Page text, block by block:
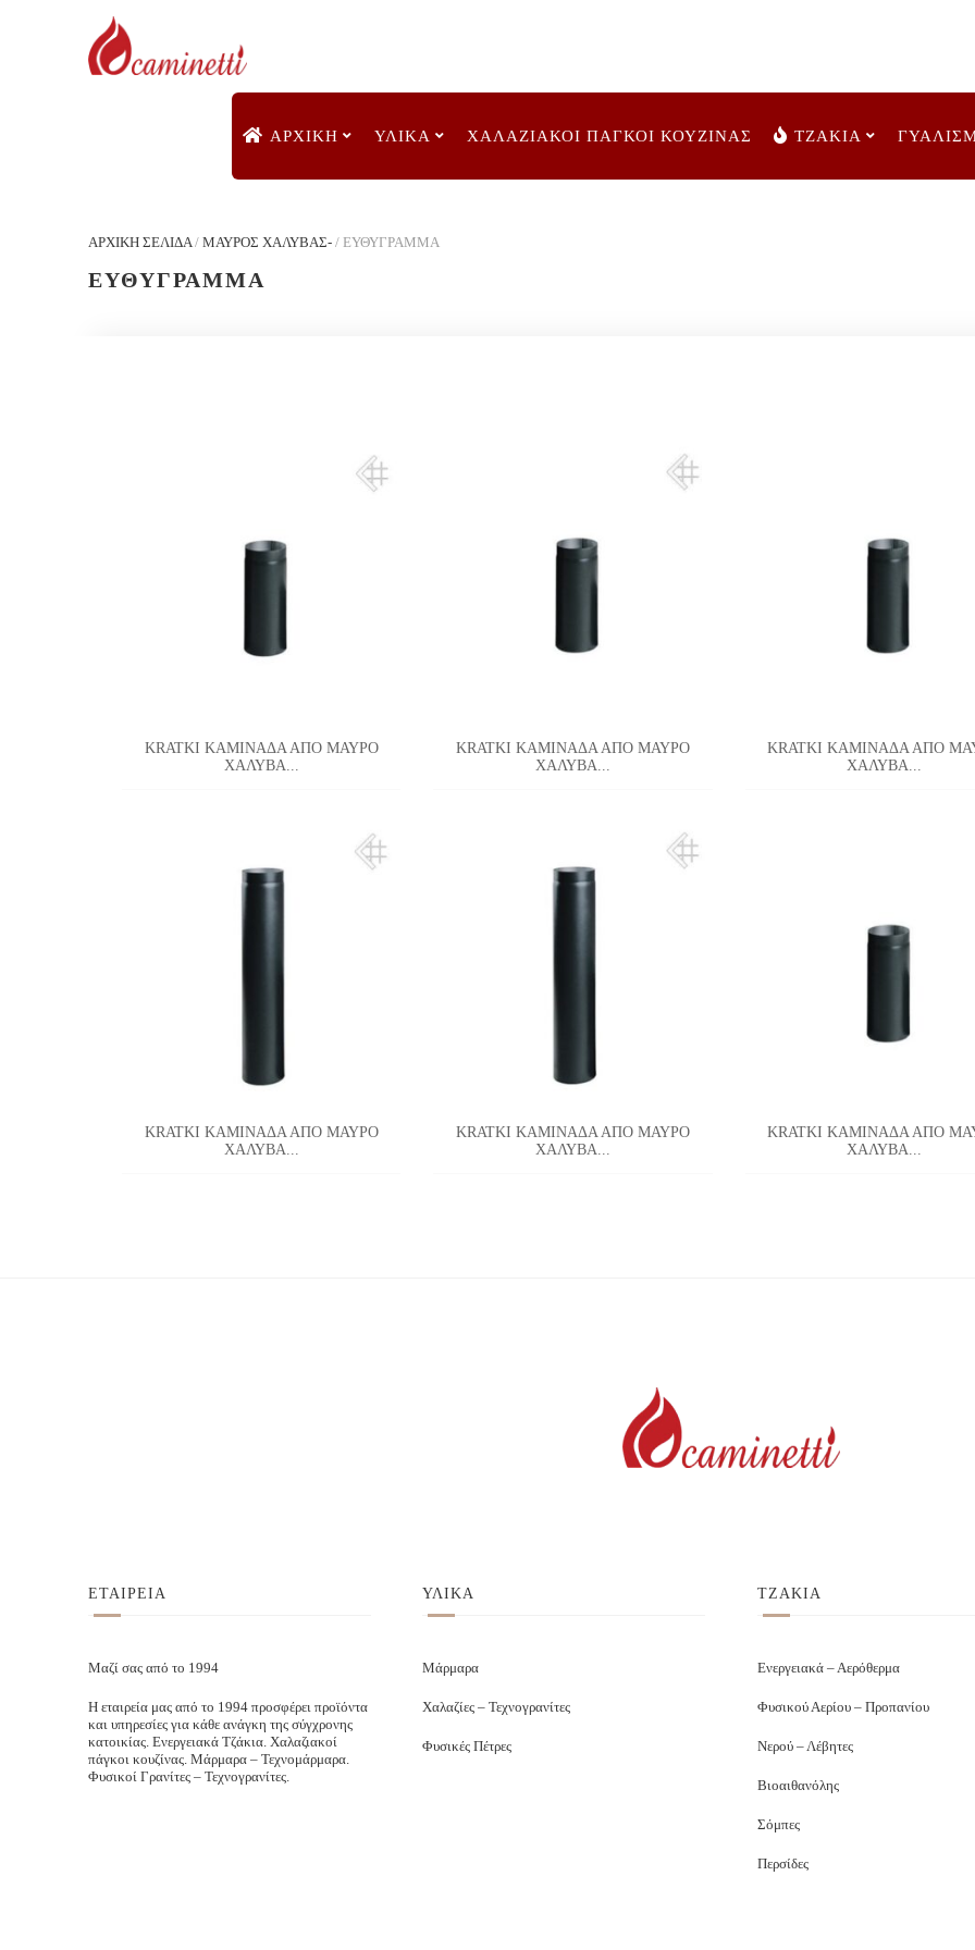
ΑΡΧΙΚΉ ΥΛΙΚΑ ΧΑΛΑΖΙΑΚΟΙ ΠΑΓΚΟΙ ΚΟΥΖΙΝΑΣ ΤΖΑΚΙΑ
ΑΡΧΙΚΉ ΣΕΛΊΔΑ / ΜΑΥΡΟΣ ΧΑΛΥΒΑΣ- /ΕΥΘΥΓΡΑΜΜΑ
ΕΥΘΥΓΡΑΜΜΑ
KRATKI ΚΑΜΙΝΑΔΑ ΑΠΟ ΜΑΥΡΟ
ΧΑΛΥΒΑ...
KRATKI ΚΑΜΙΝΑΔΑ ΑΠΟ ΜΑΥΡΟ
ΧΑΛΥΒΑ...
KRATKI ΚΑΜΙΝΑΔΑ ΑΠΟ
ΧΑΛΥΒΑ...
KRATKI ΚΑΜΙΝΑΔΑ ΑΠΟ ΜΑΥΡΟ
ΧΑΛΥΒΑ...
KRATKI ΚΑΜΙΝΑΔΑ ΑΠΟ ΜΑΥΡΟ
ΧΑΛΥΒΑ...
KRATKI ΚΑΜΙΝΑΔΑ ΑΠΟ
ΧΑΛΥΒΑ...
ΕΤΑΙΡΕΙΑ
Μαζί σας από το 1994
Η εταιρεία μας από το 1994 προσφέρει προϊόντα
και υπηρεσίες για κάθε ανάγκη της σύγχρονης
κατοικίας. Ενεργειακά Τζάκια. Χαλαζιακοί
πάγκοι κουζίνας. Μάρμαρα – Τεχνομάρμαρα.
Φυσικοί Γρανίτες – Τεχνογρανίτες.
ΥΛΙΚΑ
Μάρμαρα
Χαλαζίες – Τεχνογρανίτες
Φυσικές Πέτρες
ΤΖΑΚΙΑ
Ενεργειακά – Αερόθερμα
Φυσικού Αερίου – Προπανίου
Νερού – Λέβητες
Βιοαιθανόλης
Σόμπες
Περσίδες